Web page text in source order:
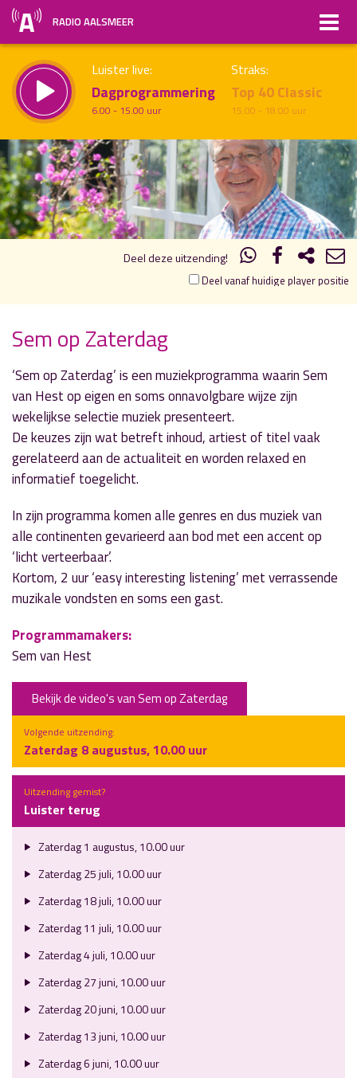
RADIO AALSMEER
Luister live:
Dagprogrammering
6.00 - 15.00 uur
Straks:
Top 40 Classic
15.00 - 18.00 uur
10.00 11.00
Vorig uur uur 1 van 2 Volgend uur
Inklappen
Deel deze uitzending!
Deel vanaf huidige player positie
Sem op Zaterdag
‘Sem op Zaterdag’ is een muziekprogramma waarin Sem
van Hest op eigen en soms onnavolgbare wijze zijn
wekelijkse selectie muziek presenteert.
De keuzes zijn wat betreft inhoud, artiest of titel vaak
gerelateerd aan de actualiteit en worden relaxed en
informatief toegelicht.
In zijn programma komen alle genres en dus muziek van
alle continenten gevarieerd aan bod met een accent op
‘licht verteerbaar’.
Kortom, 2 uur ‘easy interesting listening’ met verrassende
muzikale vondsten en soms een gast.
Programmamakers:
Sem van Hest
Bekijk de video's van Sem op Zaterdag
Volgende uitzending:
Zaterdag 8 augustus, 10.00 uur
Uitzending gemist?
Luister terug
Zaterdag 1 augustus, 10.00 uur
Zaterdag 25 juli, 10.00 uur
Zaterdag 18 juli, 10.00 uur
Zaterdag 11 juli, 10.00 uur
Zaterdag 4 juli, 10.00 uur
Zaterdag 27 juni, 10.00 uur
Zaterdag 20 juni, 10.00 uur
Zaterdag 13 juni, 10.00 uur
Zaterdag 6 juni, 10.00 uur